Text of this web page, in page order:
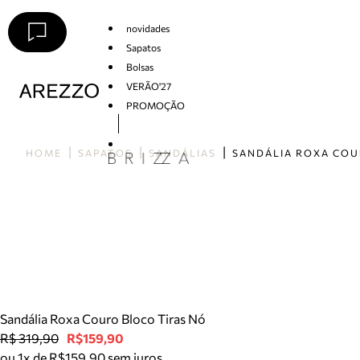
novidades
Sapatos
Bolsas
VERÃO'27
PROMOÇÃO
HOME SAPATOS SANDÁLIAS
Sandália Roxa Couro Bloco Tiras Nó
R$ 319,90 R$159,90